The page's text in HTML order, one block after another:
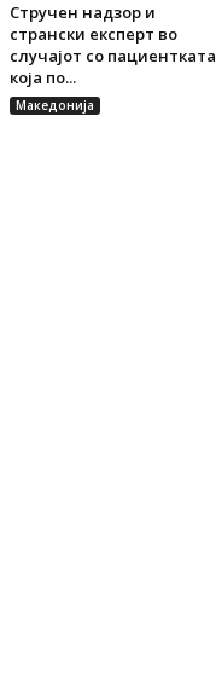
Стручен надзор и
странски експерт во
случајот со пациентката
која по...
Македонија